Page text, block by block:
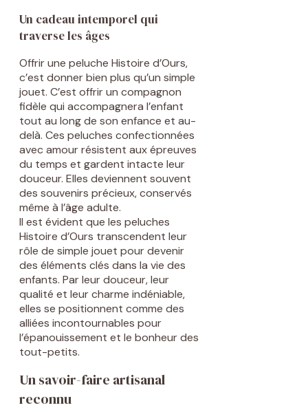
Un cadeau intemporel qui
traverse les âges
Offrir une peluche Histoire d’Ours,
c’est donner bien plus qu’un simple
jouet. C’est offrir un compagnon
fidèle qui accompagnera l’enfant
tout au long de son enfance et au-
delà. Ces peluches confectionnées
avec amour résistent aux épreuves
du temps et gardent intacte leur
douceur. Elles deviennent souvent
des souvenirs précieux, conservés
même à l’âge adulte.
Il est évident que les peluches
Histoire d’Ours transcendent leur
rôle de simple jouet pour devenir
des éléments clés dans la vie des
enfants. Par leur douceur, leur
qualité et leur charme indéniable,
elles se positionnent comme des
alliées incontournables pour
l’épanouissement et le bonheur des
tout-petits.
Un savoir-faire artisanal
reconnu